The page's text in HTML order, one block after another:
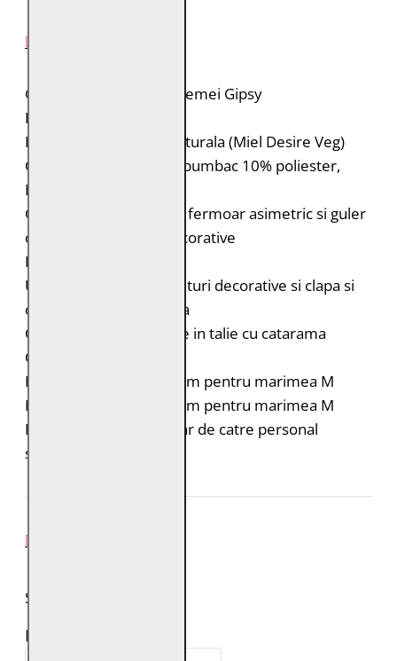
Geaca de piele pentru femei Gipsy
Brand: Gipsy 2.0
Material: 100% piele naturala (Miel Desire Veg)
Captuseala: Corp: 90% bumbac 10% poliester,
Maneci: 100% poliester
Geaca de piele biker cu fermoar asimetric si guler
cu rever cu cusaturi decorative
Epoleti cu capse negre
Un buzunar mic cu cusaturi decorative si clapa si
capsa, in partea dreapta
Curele laterale reglabile in talie cu catarama
Croiala: Slim Fit
Lungimea spatelui: 53 cm pentru marimea M
Lungimea manecii: 63 cm pentru marimea M
Intretinere: Spalare doar de catre personal
specializat
SPUNE-ŢI PAREREA
Numele tău: